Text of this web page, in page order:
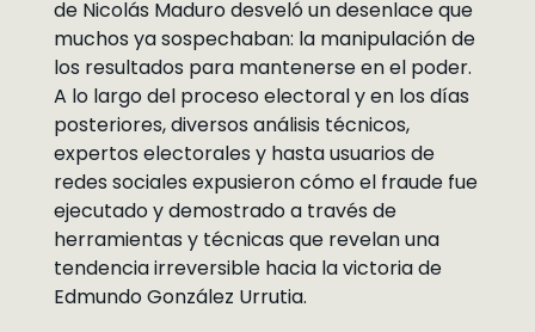
de Nicolás Maduro desveló un desenlace que
muchos ya sospechaban: la manipulación de
los resultados para mantenerse en el poder.
A lo largo del proceso electoral y en los días
posteriores, diversos análisis técnicos,
expertos electorales y hasta usuarios de
redes sociales expusieron cómo el fraude fue
ejecutado y demostrado a través de
herramientas y técnicas que revelan una
tendencia irreversible hacia la victoria de
Edmundo González Urrutia.